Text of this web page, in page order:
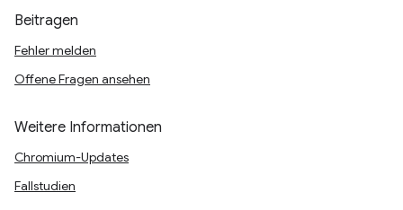
Beitragen
Fehler melden
Offene Fragen ansehen
Weitere Informationen
Chromium-Updates
Fallstudien